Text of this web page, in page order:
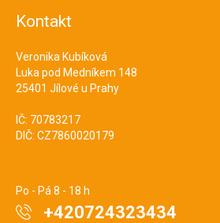
Kontakt
Veronika Kubíková
Luka pod Medníkem 148
25401 Jílové u Prahy
IČ: 70783217
DIČ: CZ7860020179
Po - Pá 8 - 18 h
+420724323434